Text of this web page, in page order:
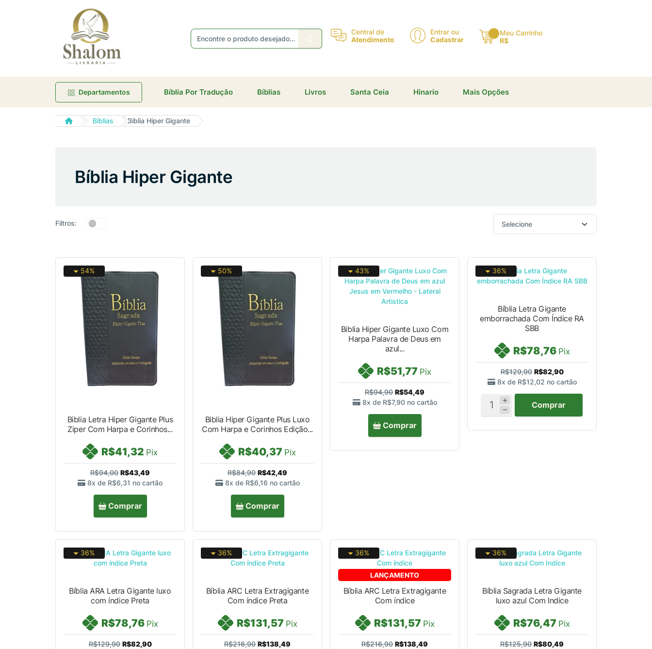
Central de
Atendimento
Entrar ou
Cadastrar
Meu Carrinho
R$
Departamentos Bíblia Por Tradução Bíblias Livros Santa Ceia Hinario Mais Opções
Bíblias Bíblia Hiper Gigante
Bíblia Hiper Gigante
Filtros:
54%
Biblia Letra Hiper Gigante Plus
Ziper Com Harpa e Corinhos...
R$41,32 Pix
R$94,00 R$43,49
8x de R$6,31 no cartão
Comprar
50%
Biblia Hiper Gigante Plus Luxo
Com Harpa e Corinhos Edição...
R$40,37 Pix
R$84,90 R$42,49
8x de R$6,16 no cartão
Comprar
43%
Biblia Hiper Gigante Luxo Com
Harpa Palavra de Deus em
azul...
R$51,77 Pix
R$94,90 R$54,49
8x de R$7,90 no cartão
Comprar
36%
Bíblia Letra Gigante
emborrachada Com Índice RA
SBB
R$78,76 Pix
R$129,90 R$82,90
8x de R$12,02 no cartão
Comprar
36%
Bíblia ARA Letra Gigante luxo
com índice Preta
R$78,76 Pix
R$129,90 R$82,90
36%
Bíblia ARC Letra Extragigante
Com índice Preta
R$131,57 Pix
R$216,90 R$138,49
LANÇAMENTO
36%
Bíblia ARC Letra Extragigante
Com índice
R$131,57 Pix
R$216,90 R$138,49
36%
Bíblia Sagrada Letra Gigante
luxo azul Com Indice
R$76,47 Pix
R$125,90 R$80,49